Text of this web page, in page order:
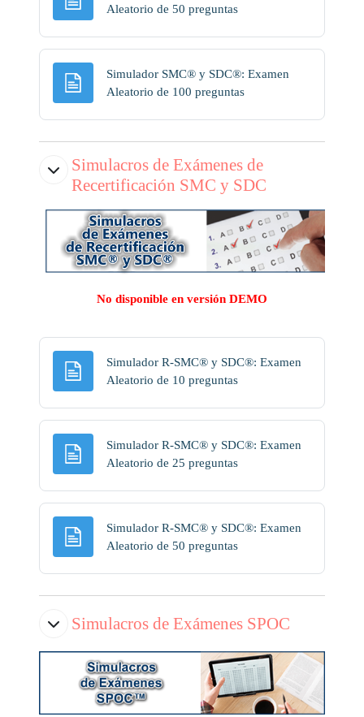
Aleatorio de 50 preguntasPágina
Simulador SMC® y SDC®: Examen
Aleatorio de 100 preguntasPágina
Simulacros de Exámenes de
Recertificación SMC y SDC
No disponible en versión DEMO
Simulador R-SMC® y SDC®: Examen
Aleatorio de 10 preguntasPágina
Simulador R-SMC® y SDC®: Examen
Aleatorio de 25 preguntasPágina
Simulador R-SMC® y SDC®: Examen
Aleatorio de 50 preguntasPágina
Simulacros de Exámenes SPOC